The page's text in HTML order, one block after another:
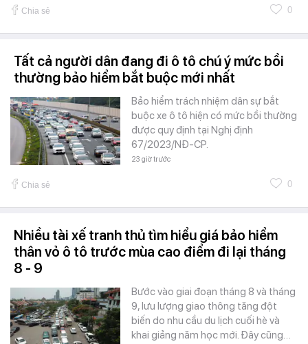
Chia sẻ 0
Tất cả người dân đang đi ô tô chú ý mức bồi
thường bảo hiểm bắt buộc mới nhất
Bảo hiểm trách nhiệm dân sự bắt
buộc xe ô tô hiện có mức bồi thường
được quy định tại Nghị định
67/2023/NĐ-CP.
23 giờ trước
Chia sẻ 0
Nhiều tài xế tranh thủ tìm hiểu giá bảo hiểm
thân vỏ ô tô trước mùa cao điểm đi lại tháng
8 - 9
Bước vào giai đoạn tháng 8 và tháng
9, lưu lượng giao thông tăng đột
biến do nhu cầu du lịch cuối hè và
khai giảng năm học mới. Đây cũng…